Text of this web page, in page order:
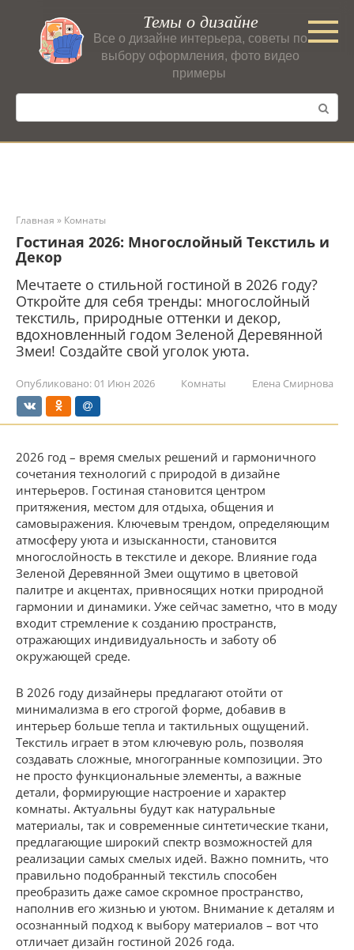
контенту
Темы о дизайне
Все о дизайне интерьера, советы по
выбору оформления, фото видео
примеры
Поиск:
Главная » Комнаты
Гостиная 2026: Многослойный Текстиль и
Декор
Мечтаете о стильной гостиной в 2026 году?
Откройте для себя тренды: многослойный
текстиль, природные оттенки и декор,
вдохновленный годом Зеленой Деревянной
Змеи! Создайте свой уголок уюта.
Опубликовано:01 Июн 2026 Комнаты Елена Смирнова
2026 год – время смелых решений и гармоничного
сочетания технологий с природой в дизайне
интерьеров. Гостиная становится центром
притяжения, местом для отдыха, общения и
самовыражения. Ключевым трендом, определяющим
атмосферу уюта и изысканности, становится
многослойность в текстиле и декоре. Влияние года
Зеленой Деревянной Змеи ощутимо в цветовой
палитре и акцентах, привносящих нотки природной
гармонии и динамики. Уже сейчас заметно, что в моду
входит стремление к созданию пространств,
отражающих индивидуальность и заботу об
окружающей среде.
В 2026 году дизайнеры предлагают отойти от
минимализма в его строгой форме, добавив в
интерьер больше тепла и тактильных ощущений.
Текстиль играет в этом ключевую роль, позволяя
создавать сложные, многогранные композиции. Это
не просто функциональные элементы, а важные
детали, формирующие настроение и характер
комнаты. Актуальны будут как натуральные
материалы, так и современные синтетические ткани,
предлагающие широкий спектр возможностей для
реализации самых смелых идей. Важно помнить, что
правильно подобранный текстиль способен
преобразить даже самое скромное пространство,
наполнив его жизнью и уютом. Внимание к деталям и
осознанный подход к выбору материалов – вот что
отличает дизайн гостиной 2026 года.